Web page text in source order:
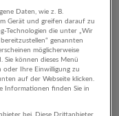
Daten, wie z. B.
Gerät und greifen darauf zu
Technologien die unter „Wir
genannten
möglicherweise
Sie können dieses Menü
Ihre Einwilligung zu
auf der Webseite klicken.
Informationen finden Sie in